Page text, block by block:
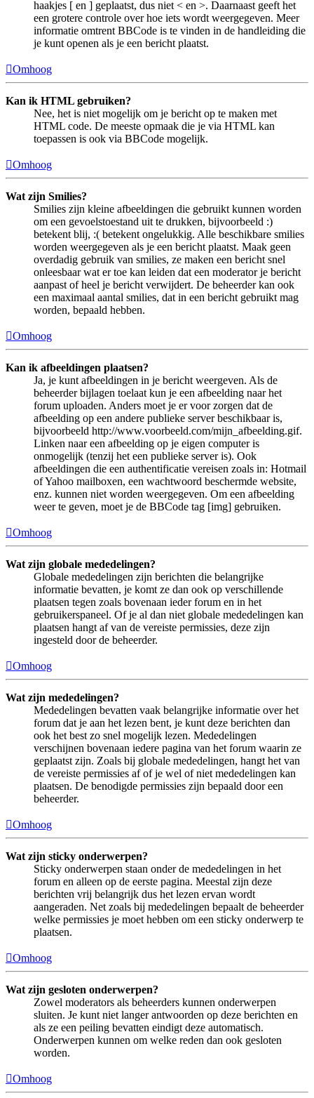
haakjes [ en ] geplaatst, dus niet < en >. Daarnaast geeft het
een grotere controle over hoe iets wordt weergegeven. Meer
informatie omtrent BBCode is te vinden in de handleiding die
je kunt openen als je een bericht plaatst.
Omhoog
Kan ik HTML gebruiken?
Nee, het is niet mogelijk om je bericht op te maken met
HTML code. De meeste opmaak die je via HTML kan
toepassen is ook via BBCode mogelijk.
Omhoog
Wat zijn Smilies?
Smilies zijn kleine afbeeldingen die gebruikt kunnen worden
om een gevoelstoestand uit te drukken, bijvoorbeeld :)
betekent blij, :( betekent ongelukkig. Alle beschikbare smilies
worden weergegeven als je een bericht plaatst. Maak geen
overdadig gebruik van smilies, ze maken een bericht snel
onleesbaar wat er toe kan leiden dat een moderator je bericht
aanpast of heel je bericht verwijdert. De beheerder kan ook
een maximaal aantal smilies, dat in een bericht gebruikt mag
worden, bepaald hebben.
Omhoog
Kan ik afbeeldingen plaatsen?
Ja, je kunt afbeeldingen in je bericht weergeven. Als de
beheerder bijlagen toelaat kun je een afbeelding naar het
forum uploaden. Anders moet je er voor zorgen dat de
afbeelding op een andere publieke server beschikbaar is,
bijvoorbeeld http://www.voorbeeld.com/mijn_afbeelding.gif.
Linken naar een afbeelding op je eigen computer is
onmogelijk (tenzij het een publieke server is). Ook
afbeeldingen die een authentificatie vereisen zoals in: Hotmail
of Yahoo mailboxen, een wachtwoord beschermde website,
enz. kunnen niet worden weergegeven. Om een afbeelding
weer te geven, moet je de BBCode tag [img] gebruiken.
Omhoog
Wat zijn globale mededelingen?
Globale mededelingen zijn berichten die belangrijke
informatie bevatten, je komt ze dan ook op verschillende
plaatsen tegen zoals bovenaan ieder forum en in het
gebruikerspaneel. Of je al dan niet globale mededelingen kan
plaatsen hangt af van de vereiste permissies, deze zijn
ingesteld door de beheerder.
Omhoog
Wat zijn mededelingen?
Mededelingen bevatten vaak belangrijke informatie over het
forum dat je aan het lezen bent, je kunt deze berichten dan
ook het best zo snel mogelijk lezen. Mededelingen
verschijnen bovenaan iedere pagina van het forum waarin ze
geplaatst zijn. Zoals bij globale mededelingen, hangt het van
de vereiste permissies af of je wel of niet mededelingen kan
plaatsen. De benodigde permissies zijn bepaald door een
beheerder.
Omhoog
Wat zijn sticky onderwerpen?
Sticky onderwerpen staan onder de mededelingen in het
forum en alleen op de eerste pagina. Meestal zijn deze
berichten vrij belangrijk dus het lezen ervan wordt
aangeraden. Net zoals bij mededelingen bepaalt de beheerder
welke permissies je moet hebben om een sticky onderwerp te
plaatsen.
Omhoog
Wat zijn gesloten onderwerpen?
Zowel moderators als beheerders kunnen onderwerpen
sluiten. Je kunt niet langer antwoorden op deze berichten en
als ze een peiling bevatten eindigt deze automatisch.
Onderwerpen kunnen om welke reden dan ook gesloten
worden.
Omhoog